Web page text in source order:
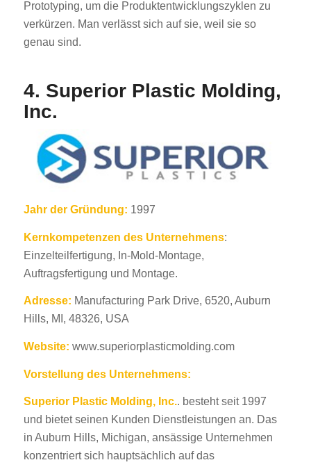
Prototyping, um die Produktentwicklungszyklen zu
verkürzen. Man verlässt sich auf sie, weil sie so
genau sind.
4. Superior Plastic Molding,
Inc.
Jahr der Gründung: 1997
Kernkompetenzen des Unternehmens:
Einzelteilfertigung, In-Mold-Montage,
Auftragsfertigung und Montage.
Adresse: Manufacturing Park Drive, 6520, Auburn
Hills, MI, 48326, USA
Website: www.superiorplasticmolding.com
Vorstellung des Unternehmens:
Superior Plastic Molding, Inc.. besteht seit 1997
und bietet seinen Kunden Dienstleistungen an. Das
in Auburn Hills, Michigan, ansässige Unternehmen
konzentriert sich hauptsächlich auf das